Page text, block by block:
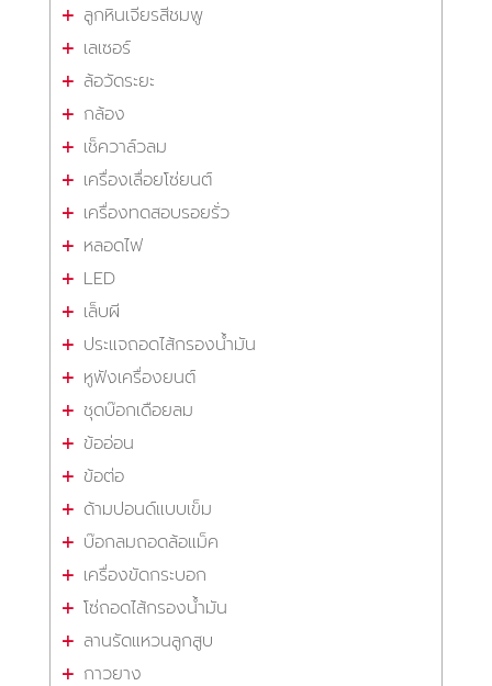
ลูกหินเจียรสีชมพู
เลเซอร์
ล้อวัดระยะ
กล้อง
เช็ควาล์วลม
เครื่องเลื่อยโซ่ยนต์
เครื่องทดสอบรอยรั่ว
หลอดไฟ
LED
เล็บผี
ประแจถอดไส้กรองน้ำมัน
หูฟังเครื่องยนต์
ชุดบ๊อกเดือยลม
ข้ออ่อน
ข้อต่อ
ด้ามปอนด์แบบเข็ม
บ๊อกลมถอดล้อแม็ค
เครื่องขัดกระบอก
โซ่ถอดไส้กรองน้ำมัน
ลานรัดแหวนลูกสูบ
กาวยาง